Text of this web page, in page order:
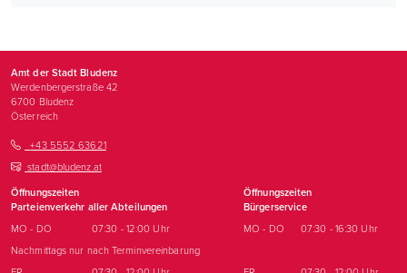
Amt der Stadt Bludenz
Werdenbergerstraße 42
6700 Bludenz
Österreich
+43 5552 63621
stadt@bludenz.at
Öffnungszeiten
Parteienverkehr aller Abteilungen
Öffnungszeiten
Bürgerservice
MO - DO
07:30 - 12:00 Uhr MO - DO
07:30 - 16:30 Uhr
Nachmittags nur nach Terminvereinbarung